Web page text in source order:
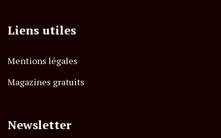
Liens utiles
Mentions légales
Magazines gratuits
Newsletter